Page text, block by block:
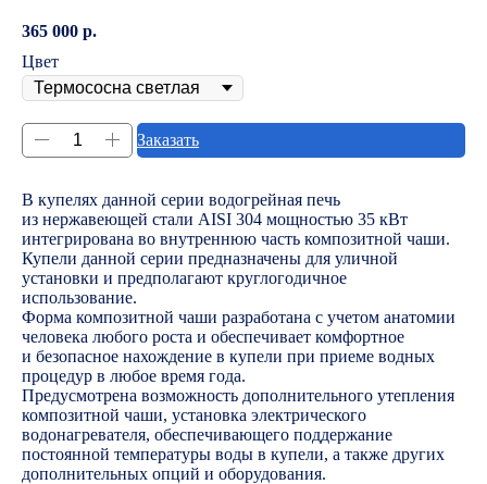
365 000 р.
Цвет
Заказать
В купелях данной серии водогрейная печь
из нержавеющей стали AISI 304 мощностью 35 кВт
интегрирована во внутреннюю часть композитной чаши.
Купели данной серии предназначены для уличной
установки и предполагают круглогодичное
использование.
Форма композитной чаши разработана с учетом анатомии
человека любого роста и обеспечивает комфортное
и безопасное нахождение в купели при приеме водных
процедур в любое время года.
Предусмотрена возможность дополнительного утепления
композитной чаши, установка электрического
водонагревателя, обеспечивающего поддержание
постоянной температуры воды в купели, а также других
дополнительных опций и оборудования.